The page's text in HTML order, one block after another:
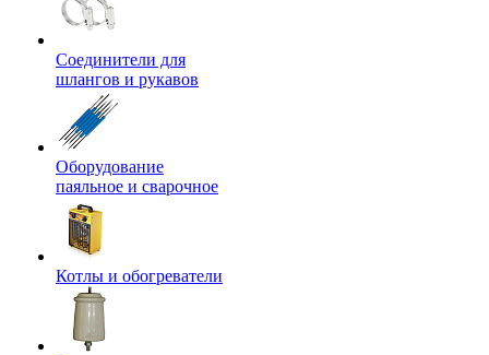
Соединители для
шлангов и рукавов
Оборудование
паяльное и сварочное
Котлы и обогреватели